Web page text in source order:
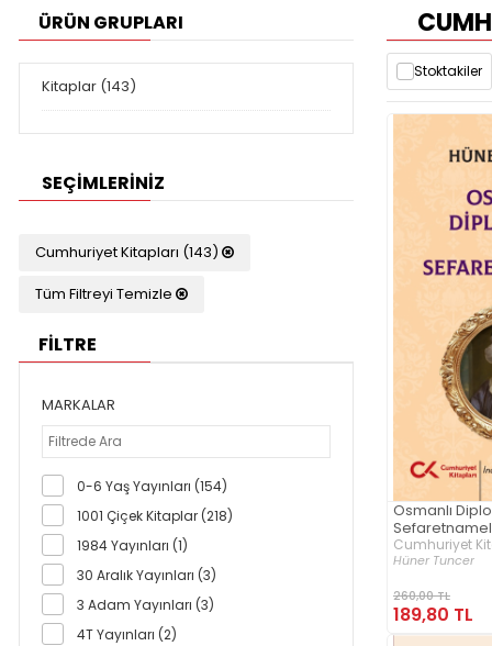
ÜRÜN GRUPLARI
Kitaplar (143)
SEÇIMLERINIZ
Cumhuriyet Kitapları (143)
Tüm Filtreyi Temizle
FİLTRE
MARKALAR
0-6 Yaş Yayınları (154)
1001 Çiçek Kitaplar (218)
1984 Yayınları (1)
30 Aralık Yayınları (3)
3 Adam Yayınları (3)
4T Yayınları (2)
Stoktakiler
Osmanlı
Cumhuriyet
Hüner Tuncer
260,00 TL
189,80 TL